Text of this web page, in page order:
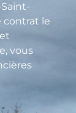
contrat le
vous